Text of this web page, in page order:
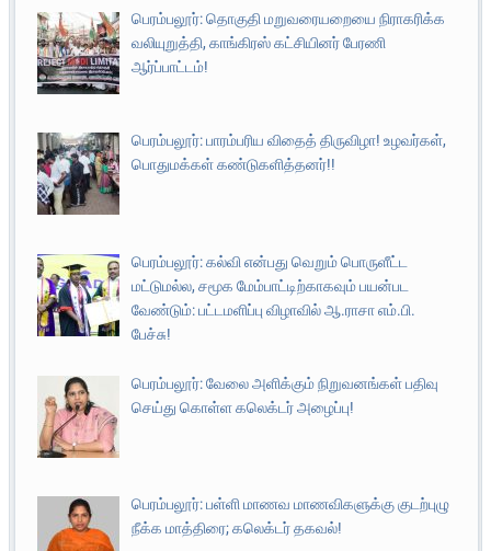
பெரம்பலூர்: தொகுதி மறுவரையறையை நிராகரிக்க
வலியுறுத்தி, காங்கிரஸ் கட்சியினர் பேரணி
ஆர்ப்பாட்டம்!
பெரம்பலூர்: பாரம்பரிய விதைத் திருவிழா! உழவர்கள்,
பொதுமக்கள் கண்டுகளித்தனர்!!
பெரம்பலூர்: கல்வி என்பது வெறும் பொருளீட்ட
மட்டுமல்ல, சமூக மேம்பாட்டிற்காகவும் பயன்பட
வேண்டும்: பட்டமளிப்பு விழாவில் ஆ.ராசா எம்.பி.
பேச்சு!
பெரம்பலூர்: வேலை அளிக்கும் நிறுவனங்கள் பதிவு
செய்து கொள்ள கலெக்டர் அழைப்பு!
பெரம்பலூர்: பள்ளி மாணவ மாணவிகளுக்கு குடற்புழு
நீக்க மாத்திரை; கலெக்டர் தகவல்!